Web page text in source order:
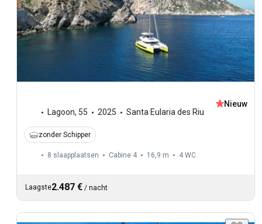
Lagoon, 55 2025 Santa Eularia des Riu
Nieuw
zonder Schipper
8 slaapplaatsen Cabine 4 16,9 m 4 WC
Laagste2.487 € / nacht